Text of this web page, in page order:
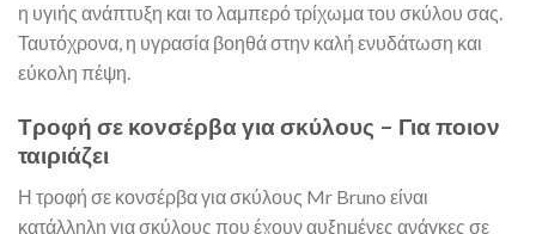
η υγιής ανάπτυξη και το λαμπερό τρίχωμα του σκύλου σας.
Ταυτόχρονα, η υγρασία βοηθά στην καλή ενυδάτωση και
εύκολη πέψη.
Τροφή σε κονσέρβα για σκύλους – Για ποιον
ταιριάζει
Η τροφή σε κονσέρβα για σκύλους Mr Bruno είναι
κατάλληλη για σκύλους που έχουν αυξημένες ανάγκες σε